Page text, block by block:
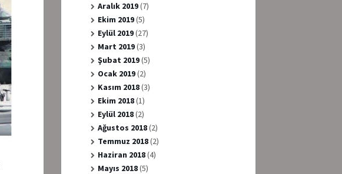
Aralık 2019(7)
Ekim 2019(5)
Eylül 2019(27)
Mart 2019(3)
Şubat 2019(5)
Ocak 2019(2)
Kasım 2018(3)
Ekim 2018(1)
Eylül 2018(2)
Ağustos 2018(2)
Temmuz 2018(2)
Haziran 2018(4)
Mayıs 2018(5)